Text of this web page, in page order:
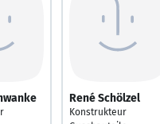
René Schölzel
Konstrukteur